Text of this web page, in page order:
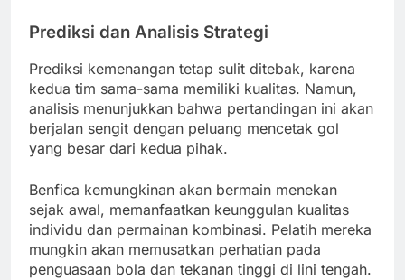
Prediksi dan Analisis Strategi
Prediksi kemenangan tetap sulit ditebak, karena
kedua tim sama-sama memiliki kualitas. Namun,
analisis menunjukkan bahwa pertandingan ini akan
berjalan sengit dengan peluang mencetak gol
yang besar dari kedua pihak.
Benfica kemungkinan akan bermain menekan
sejak awal, memanfaatkan keunggulan kualitas
individu dan permainan kombinasi. Pelatih mereka
mungkin akan memusatkan perhatian pada
penguasaan bola dan tekanan tinggi di lini tengah.